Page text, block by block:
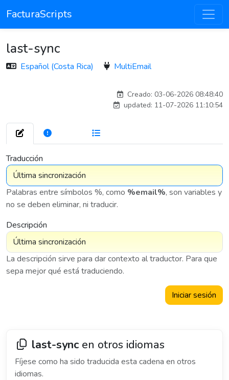
FacturaScripts
last-sync
Español (Costa Rica) MultiEmail
Creado: 03-06-2026 08:48:40
updated: 11-07-2026 11:10:54
Traducción
Palabras entre símbolos %, como %email%, son variables y
no se deben eliminar, ni traducir.
Descripción
La descripción sirve para dar contexto al traductor. Para que
sepa mejor qué está traduciendo.
Iniciar sesión
last-sync en otros idiomas
Fíjese como ha sido traducida esta cadena en otros
idiomas.